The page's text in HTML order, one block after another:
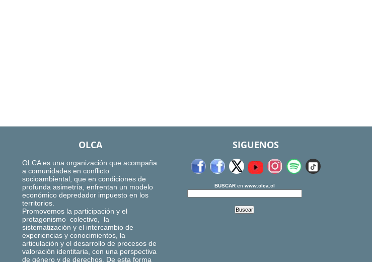
OLCA
OLCA es una organización que acompaña
a comunidades en conflicto
socioambiental, que en condiciones de
profunda asimetría, enfrentan un modelo
económico depredador impuesto en los
territorios.
Promovemos la participación y el
protagonismo colectivo, la
sistematización y el intercambio de
experiencias y conocimientos, la
articulación y el desarrollo de procesos de
valoración identitaria, con una perspectiva
de género y de derechos. De esta forma
SIGUENOS
BUSCARen www.olca.cl